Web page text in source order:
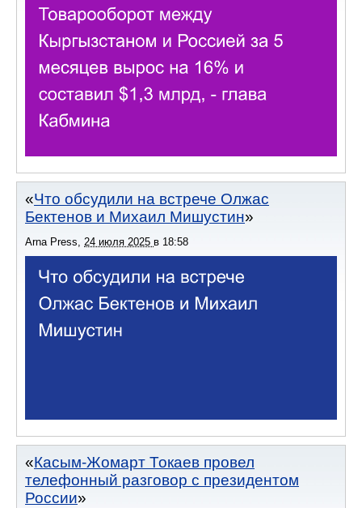
Что обсудили на встрече Олжас
Бектенов и Михаил Мишустин
Arna Press, 24 июля 2025 в 18:58
Касым-Жомарт Токаев провел
телефонный разговор с президентом
России